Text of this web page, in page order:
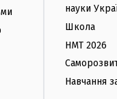
науки
Школа
НМТ 2026
Навчання